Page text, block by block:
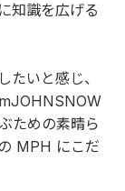
知識を広げる
たいと感じ、
ための素晴ら
MPH にこだ